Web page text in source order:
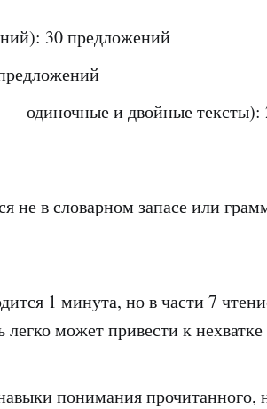
30 предложений
одиночные и двойные тексты):
не в словарном запасе или
1 минута, но в части 7
легко может привести к
понимания прочитанного,